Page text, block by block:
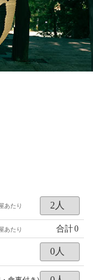
あたり
あたり 合計0